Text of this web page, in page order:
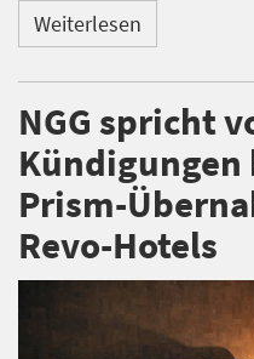
Weiterlesen
NGG spricht
Prism-
Revo-Hotels